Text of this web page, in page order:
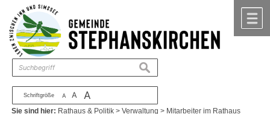
Zum Inhalt ,zur Navigation
Schriftgröße A A A
suchen
Sie sind hier: Rathaus & Politik >Verwaltung > Mitarbeiter im Rathaus